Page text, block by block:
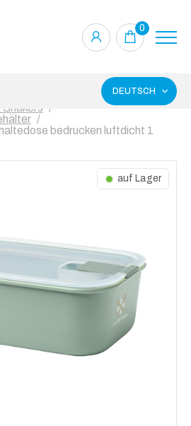
0
DEUTSCH
Shakers
bedrucken luftdicht 1
auf Lager